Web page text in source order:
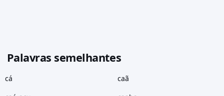
Palavras semelhantes
cá caã